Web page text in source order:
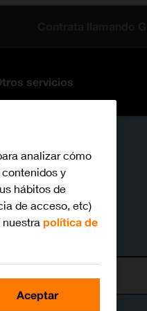
servicios
analizar cómo
y
hábitos de
de acceso, etc)
política de
Aceptar